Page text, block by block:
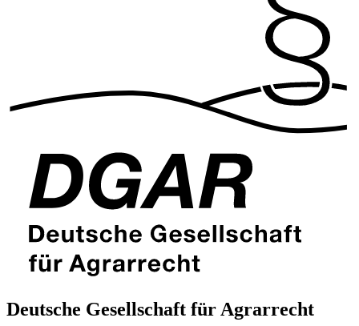
Deutsche Gesellschaft für Agrarrecht